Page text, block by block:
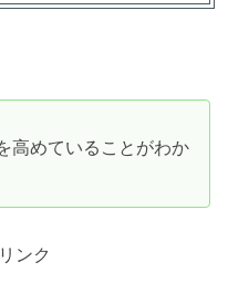
高めていることがわか
ンク